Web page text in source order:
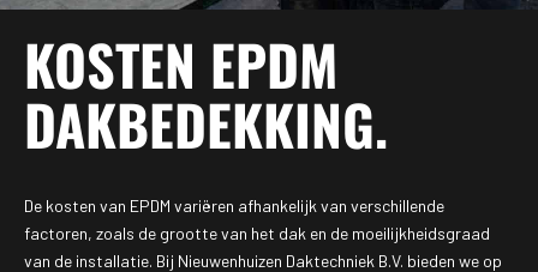
KOSTEN EPDM
DAKBEDEKKING.
De kosten van EPDM variëren afhankelijk van verschillende
factoren, zoals de grootte van het dak en de moeilijkheidsgraad
van de installatie. Bij Nieuwenhuizen Daktechniek B.V. bieden we op